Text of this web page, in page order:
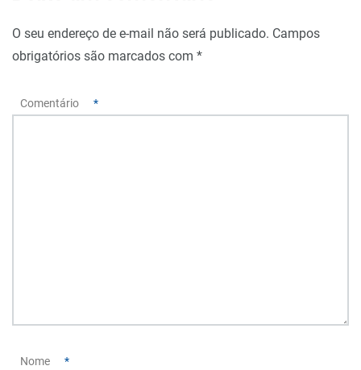
O seu endereço de e-mail não será publicado. Campos
obrigatórios são marcados com *
Comentário *
Nome *